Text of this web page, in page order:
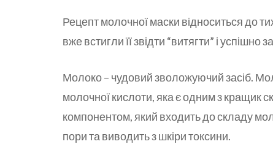
Рецепт молочної маски відноситься до
вже встигли її звідти “витягти” і успішно
Молоко – чудовий зволожуючий засіб.
молочної кислоти, яка є одним з кращик
компонентом, який входить до складу
пори та виводить з шкіри токсини.